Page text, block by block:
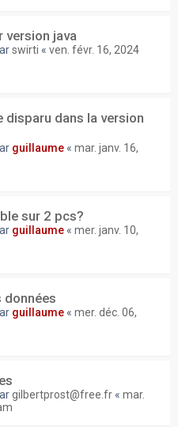
version java
swirti « ven. févr. 16, 2024
disparu dans la version
guillaume « mar. janv. 16,
sur 2 pcs?
guillaume « mer. janv. 10,
données
guillaume « mer. déc. 06,
gilbertprost@free.fr « mar.